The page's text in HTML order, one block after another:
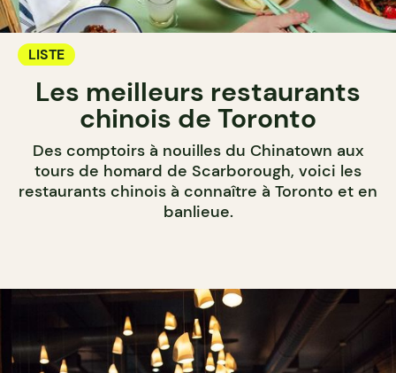
LISTE
Les meilleurs restaurants
chinois de Toronto
Des comptoirs à nouilles du Chinatown aux
tours de homard de Scarborough, voici les
restaurants chinois à connaître à Toronto et en
banlieue.